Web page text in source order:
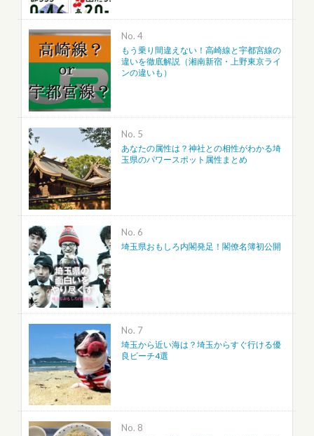
No.
もう乗り間違えない！高崎線と宇都宮線の
違いを徹底解説（湘南新宿・上野東京ライ
ンの違いも）
No.
あなたの属性は？神社との相性がわかる埼
玉県のパワースポット属性まとめ
No.
埼玉県おもしろ内閣発足！閣僚名簿初公開
No.
埼玉から近い海は？埼玉からすぐ行ける優
良ビーチ4選
No.